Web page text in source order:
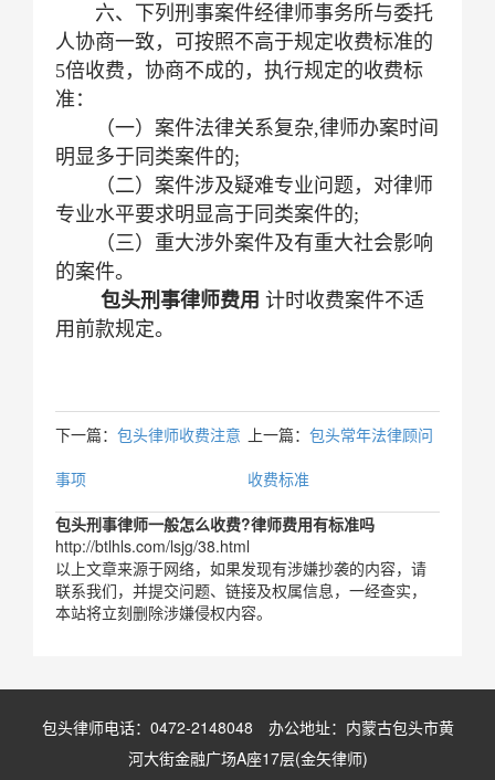
六、下列刑事案件经律师事务所与委托
人协商一致，可按照不高于规定收费标准的
5倍收费，协商不成的，执行规定的收费标
准：
（一）案件法律关系复杂,律师办案时间
明显多于同类案件的;
（二）案件涉及疑难专业问题，对律师
专业水平要求明显高于同类案件的;
（三）重大涉外案件及有重大社会影响
的案件。
包头刑事律师费用 计时收费案件不适
用前款规定。
上一篇： 包头常年法律顾问
收费标准
下一篇： 包头律师收费注意
事项
包头刑事律师一般怎么收费?律师费用有标准吗
http://btlhls.com/lsjg/38.html
以上文章来源于网络，如果发现有涉嫌抄袭的内容，请
联系我们，并提交问题、链接及权属信息，一经查实，
本站将立刻删除涉嫌侵权内容。
包头律师电话：0472-2148048 办公地址：内蒙古包头市黄
河大街金融广场A座17层(金矢律师)